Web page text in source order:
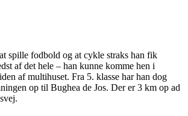
spille fodbold og at cykle straks han fik
af det hele – han kunne komme hen i
af multihuset. Fra 5. klasse har han dog
op til Bughea de Jos. Der er 3 km op ad